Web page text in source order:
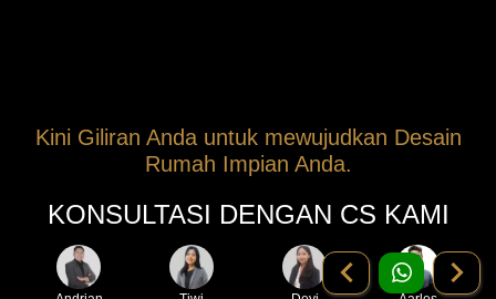
Kini Giliran Anda untuk mewujudkan Desain
Rumah Impian Anda.
KONSULTASI DENGAN CS KAMI